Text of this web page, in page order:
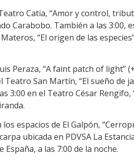
Catia, “Amor y control,
Carabobo. También a las 3:00,
“El origen de las
Peraza, “A faint patch of light”
Teatro San Martín, “El sueño de
3:00 en el Teatro César Rengifo,
los espacios de El Galpón,
ubicada en PDVSA La
a las 7:00 de la noche.